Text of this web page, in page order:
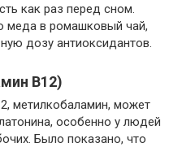
как раз перед сном.
меда в ромашковый чай,
дозу антиоксидантов.
B12)
метилкобаламин, может
особенно у людей
Было показано, что